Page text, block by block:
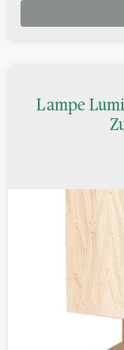
Lampe